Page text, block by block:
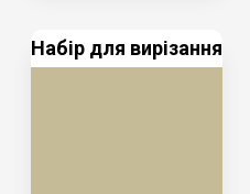
Набір для вирізання